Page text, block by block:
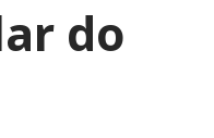
do